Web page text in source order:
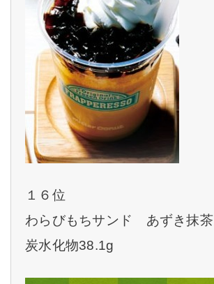
１６位
わらびもちサンド あずき抹茶
炭水化物38.1g